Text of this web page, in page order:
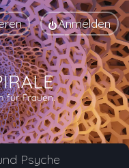
Anmelden
Psyche